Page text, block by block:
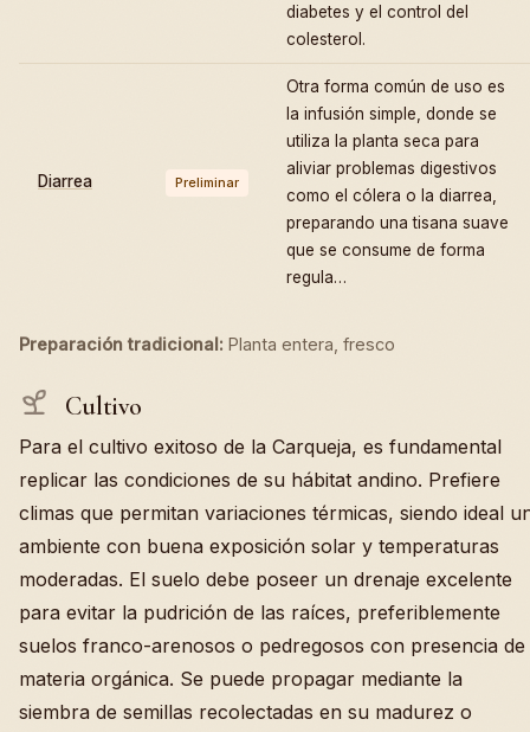
diabetes y el control del
colesterol.
Diarrea Preliminar
Otra forma común de uso es
la infusión simple, donde se
utiliza la planta seca para
aliviar problemas digestivos
como el cólera o la diarrea,
preparando una tisana suave
que se consume de forma
regula…
Preparación tradicional: Planta entera, fresco
Cultivo
Para el cultivo exitoso de la Carqueja, es fundamental
replicar las condiciones de su hábitat andino. Prefiere
climas que permitan variaciones térmicas, siendo ideal
ambiente con buena exposición solar y temperaturas
moderadas. El suelo debe poseer un drenaje excelente
para evitar la pudrición de las raíces, preferiblemente
suelos franco-arenosos o pedregosos con presencia de
materia orgánica. Se puede propagar mediante la
siembra de semillas recolectadas en su madurez o